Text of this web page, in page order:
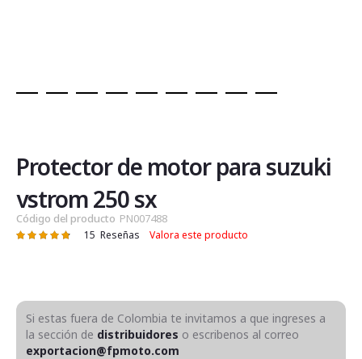
de
la
galería
de
imágenes
Protector de motor para suzuki
vstrom 250 sx
Código del producto PN007488
Valoración: 15 Reseñas Valora este producto
Si estas fuera de Colombia te invitamos a que ingreses a
la sección de distribuidores o escribenos al correo
exportacion@fpmoto.com